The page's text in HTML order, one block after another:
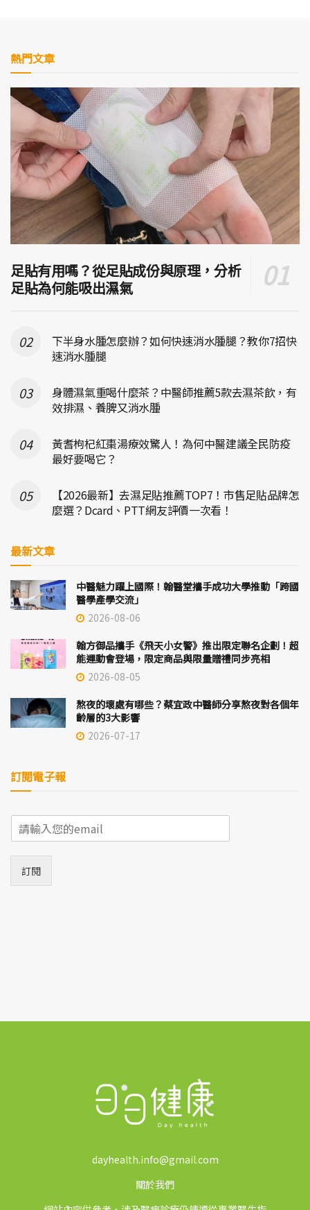
熱門文章
足貼有用嗎？從足貼成份與原理，分析
足貼為何能吸出濕氣
下半身水腫怎麼辦？如何快速消水腫腿？教你7招快
速消水腫腿
身體濕氣重喝什麼茶？中醫師推薦5款去濕茶飲，有
效排濕、養脾又消水腫
黃耆枸杞紅棗湯療效驚人！為何中醫建議全民防疫
最好要喝它？
【2026最新】去濕足貼推薦TOP7！市售足貼品牌怎
麼選？Dcard、PTT網友評價一次看！
最新文章
中醫魅力躍上國際！翰醫堂攜手成功大學推動「跨國
醫學產學交流」
2026-08-06
翰方御品攜手《飛天小女警》推出限定聯名企劃！超
能運動會登場，限定商品與限量贈禮同步亮相
2026-08-05
熬夜的壞處有哪些？蔡宜政中醫師分享熬夜對各個年
齡層的3大影響
2026-07-17
訂閱電子報
E
m
*
訂閱
dayhealth.info@gmail.com
關於我們